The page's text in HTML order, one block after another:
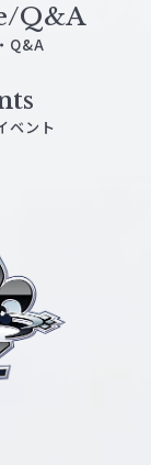
ベント
Q&A
Q&A